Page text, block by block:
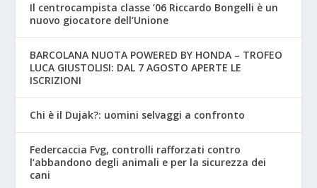
Il centrocampista classe ’06 Riccardo Bongelli è un
nuovo giocatore dell’Unione
BARCOLANA NUOTA POWERED BY HONDA – TROFEO
LUCA GIUSTOLISI: DAL 7 AGOSTO APERTE LE
ISCRIZIONI
Chi è il Dujak?: uomini selvaggi a confronto
Federcaccia Fvg, controlli rafforzati contro
l’abbandono degli animali e per la sicurezza dei
cani